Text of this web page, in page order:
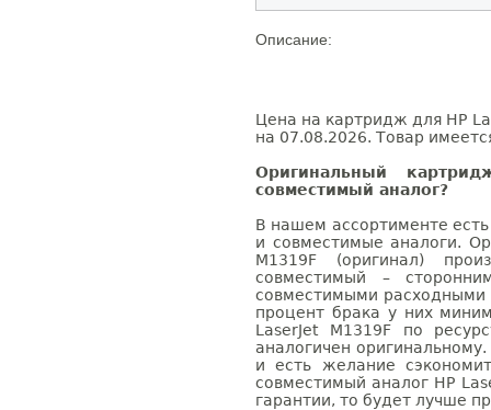
Описание:
Цена на картридж для HP
на 07.08.2026. Товар
Оригинальный
совместимый аналог?
В нашем ассортименте
и совместимые аналоги.
M1319F (оригинал)
совместимый –
совместимыми расходными
процент брака у них
LaserJet M1319F по
аналогичен
и есть желание
совместимый аналог HP
гарантии, то будет лучше